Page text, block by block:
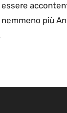
più